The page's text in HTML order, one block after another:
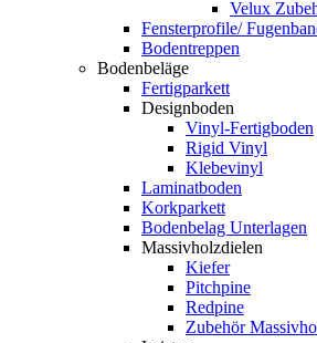
Velux
Fensterprofile/
Bodentreppen
Bodenbeläge
Fertigparkett
Designboden
Vinyl-Fertigboden
Rigid Vinyl
Klebevinyl
Laminatboden
Korkparkett
Bodenbelag Unterlagen
Massivholzdielen
Kiefer
Pitchpine
Redpine
Zubehör